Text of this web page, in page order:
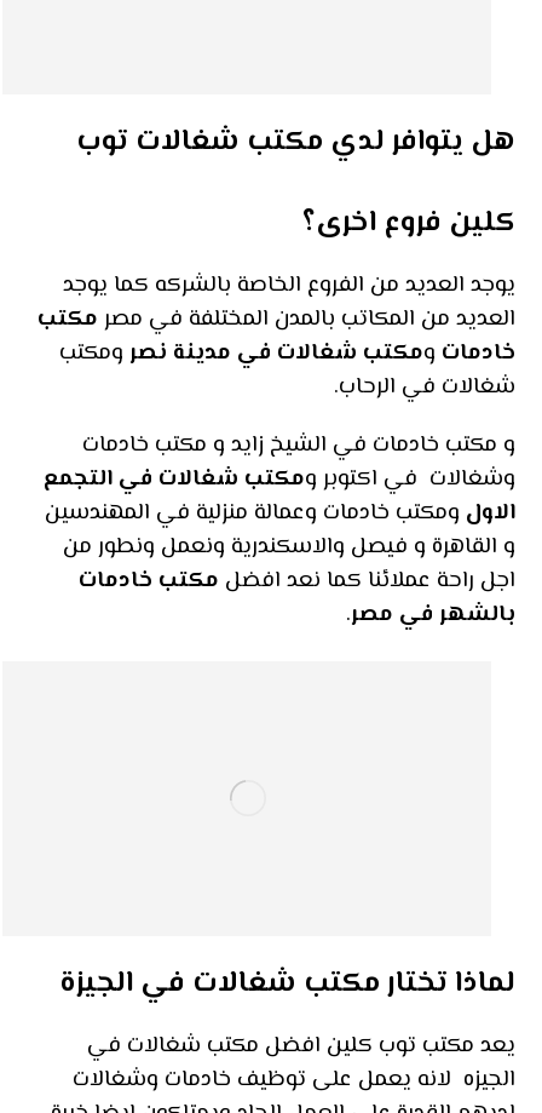
هل يتوافر لدي مكتب شغالات توب
كلين فروع اخرى؟
يوجد العديد من الفروع الخاصة بالشركه كما يوجد
العديد من المكاتب بالمدن المختلفة في مصر مكتب
خادمات ومكتب شغالات في مدينة نصر ومكتب
شغالات في الرحاب.
و مكتب خادمات في الشيخ زايد و مكتب خادمات
وشغالات في اكتوبر ومكتب شغالات في التجمع
الاول ومكتب خادمات وعمالة منزلية في المهندسين
و القاهرة و فيصل والاسكندرية ونعمل ونطور من
اجل راحة عملائنا كما نعد افضل مكتب خادمات
بالشهر في مصر.
لماذا تختار مكتب شغالات في الجيزة
يعد مكتب توب كلين افضل مكتب شغالات في
الجيزه لانه يعمل على توظيف خادمات وشغالات